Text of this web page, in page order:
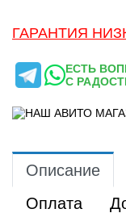
ГАРАНТИЯ
ЕСТЬ
С
Описание
Оплата